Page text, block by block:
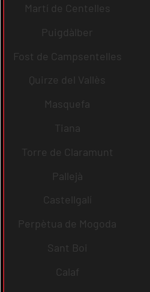
Martí de Centelles
Puigdàlber
Fost de Campsentelles
Quirze del Vallès
Masquefa
Tiana
Torre de Claramunt
Pallejà
Castellgalí
Perpètua de Mogoda
Sant Boi
Calaf